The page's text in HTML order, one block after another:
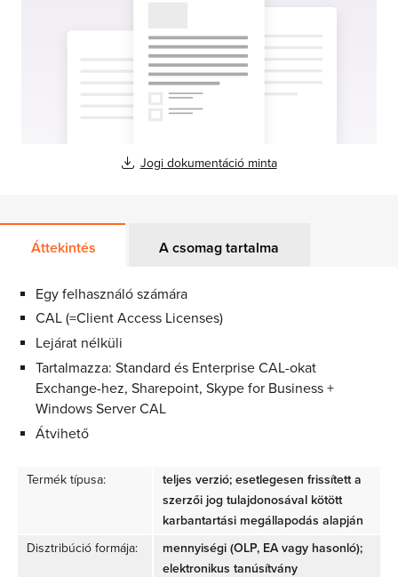
Jogi dokumentáció minta
Áttekintés A csomag tartalma
Egy felhasználó számára
CAL (=Client Access Licenses)
Lejárat nélküli
Tartalmazza: Standard és Enterprise CAL-okat
Exchange-hez, Sharepoint, Skype for Business +
Windows Server CAL
Átvihető
Termék típusa:
teljes verzió; esetlegesen frissített a
szerzői jog tulajdonosával kötött
karbantartási megállapodás alapján
Disztribúció formája:
mennyiségi (OLP, EA vagy hasonló);
elektronikus tanúsítvány